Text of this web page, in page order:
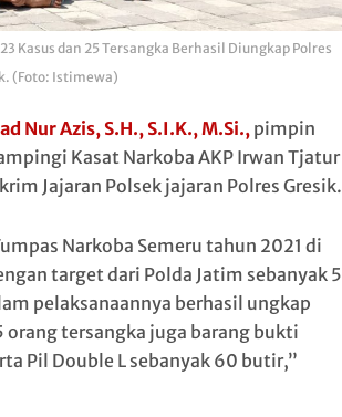
Kasus dan 25 Tersangka Berhasil Diungkap Polres
(Foto: Istimewa)
Nur Azis, S.H., S.I.K., M.Si., pimpin
Kasat Narkoba AKP Irwan Tjatur
Jajaran Polsek jajaran Polres Gresik.
Narkoba Semeru tahun 2021 di
target dari Polda Jatim sebanyak 5
pelaksanaannya berhasil ungkap
orang tersangka juga barang bukti
Pil Double L sebanyak 60 butir,”